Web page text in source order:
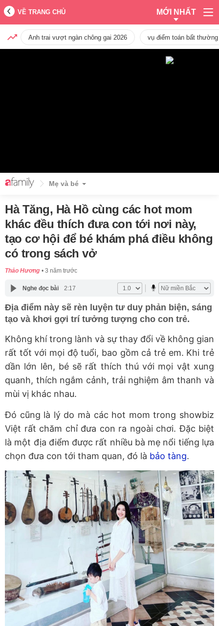
VỀ TRANG CHỦ MỚI NHẤT
Anh trai vượt ngàn chông gai 2026 vụ điểm toán bất
Mẹ và bé
Hà Tăng, Hà Hồ cùng các hot mom
khác đều thích đưa con tới nơi này,
tạo cơ hội để bé khám phá điều không
có trong sách vở
Thảo Hương 3 năm trước
Nghe đọc bài 2:17
Địa điểm này sẽ rèn luyện tư duy phản biện, sáng
tạo và khơi gợi trí tưởng tượng cho con trẻ.
Không khí trong lành và sự thay đổi về không gian
rất tốt với mọi độ tuổi, bao gồm cả trẻ em. Khi trẻ
dần lớn lên, bé sẽ rất thích thú với mọi vật xung
quanh, thích ngắm cảnh, trải nghiệm âm thanh và
mùi vị khác nhau.
Đó cũng là lý do mà các hot mom trong showbiz
Việt rất chăm chỉ đưa con ra ngoài chơi. Đặc biệt
là một địa điểm được rất nhiều bà mẹ nổi tiếng lựa
chọn đưa con tới tham quan, đó là bảo tàng.